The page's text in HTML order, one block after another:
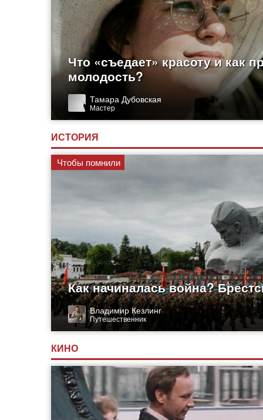
Что «съедает» красоту и как
молодость?
Тамара Дубовская
Мастер
ИСТОРИЯ
Чтобы помнили
Как начиналась война?
Владимир Кезлинг
Путешественник
КИНО